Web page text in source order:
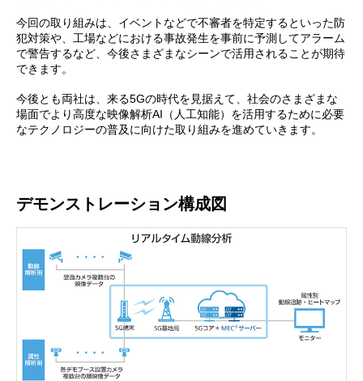
今回の取り組みは、イベントなどで不審者を特定するといった防
犯対策や、工場などにおける事故発生を事前に予測してアラーム
で警告するなど、今後さまざまなシーンで活用されることが期待
できます。
今後とも両社は、来る5Gの時代を見据えて、社会のさまざまな
場面でより高度な映像解析AI（人工知能）を活用するために必要
なテクノロジーの普及に向けた取り組みを進めていきます。
デモンストレーション構成図